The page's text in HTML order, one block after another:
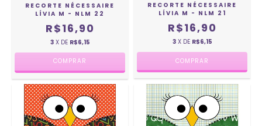
RECORTE NÉCESSAIRE
LÍVIA M - NLM 22
R$16,90
3 X DE R$6,15
RECORTE NÉCESSAIRE
LÍVIA M - NLM 21
R$16,90
3 X DE R$6,15